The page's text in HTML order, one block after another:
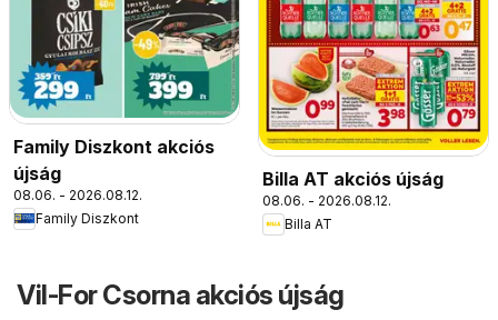
Family Diszkont akciós
újság
08.06. - 2026.08.12.
Family Diszkont
Billa AT akciós újság
08.06. - 2026.08.12.
Billa AT
Vil-For Csorna akciós újság